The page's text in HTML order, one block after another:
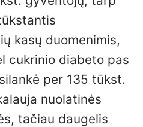
kasų duomenimis,
cukrinio diabeto pas
per 135 tūkst.
nuolatinės
tačiau daugelis